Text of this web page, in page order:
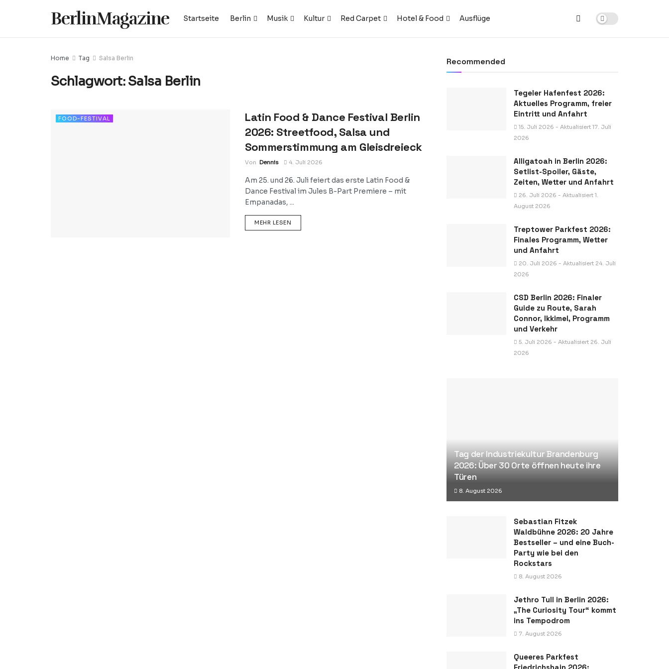
BerlinMagazine Startseite Berlin Musik Kultur Red Carpet Hotel & Food Ausflüge
Home Tag Salsa Berlin
Schlagwort:Salsa Berlin
FOOD-FESTIVAL
Latin Food & Dance Festival Berlin
2026: Streetfood, Salsa und
Sommerstimmung am Gleisdreieck
Von Dennis 4. Juli 2026
Am 25. und 26. Juli feiert das erste Latin Food &
Dance Festival im Jules B-Part Premiere – mit
Empanadas, ...
MEHR LESEN
Recommended
Tegeler Hafenfest 2026:
Aktuelles Programm, freier
Eintritt und Anfahrt
15. Juli 2026 - Aktualisiert 17. Juli
2026
Alligatoah in Berlin 2026:
Setlist-Spoiler, Gäste,
Zeiten, Wetter und Anfahrt
26. Juli 2026 - Aktualisiert 1.
August 2026
Treptower Parkfest 2026:
Finales Programm, Wetter
und Anfahrt
20. Juli 2026 - Aktualisiert 24. Juli
2026
CSD Berlin 2026: Finaler
Guide zu Route, Sarah
Connor, Ikkimel, Programm
und Verkehr
5. Juli 2026 - Aktualisiert 26. Juli
2026
Tag der Industriekultur Brandenburg
2026: Über 30 Orte öffnen heute ihre
Türen
8. August 2026
Sebastian Fitzek
Waldbühne 2026: 20 Jahre
Bestseller – und eine Buch-
Party wie bei den
Rockstars
8. August 2026
Jethro Tull in Berlin 2026:
„The Curiosity Tour“ kommt
ins Tempodrom
7. August 2026
Queeres Parkfest
Friedrichshain 2026: